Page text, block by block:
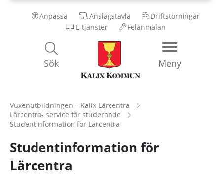
Anpassa Anslagstavla
Driftstörningar
E-tjänster
Felanmälan
Kalix
Kommun
Meny
Sök
Vuxenutbildningen – Kalix Lärcentra
Lärcentra- service för studerande
Studentinformation för Lärcentra
Studentinformation för
Lärcentra